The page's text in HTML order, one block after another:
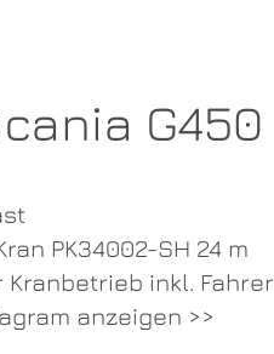
G450
PK34002-SH 24 m
Kranbetrieb inkl. Fahrer
anzeigen >>